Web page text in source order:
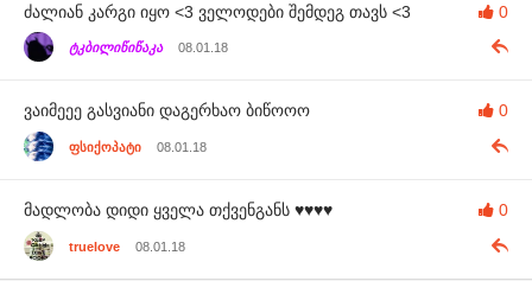
0
ძალიან კარგი იყო <3 ველოდები შემდეგ თავს <3
ტკბილიწიწაკა 08.01.18
0
ვაიმეეე გასვიანი დაგერხაო ბიწოოო
ფსიქოპატი 08.01.18
0
მადლობა დიდი ყველა თქვენგანს ♥️♥️♥️♥️
truelove 08.01.18